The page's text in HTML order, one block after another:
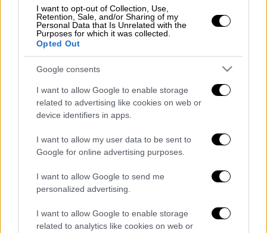
I want to opt-out of Collection, Use,
Retention, Sale, and/or Sharing of my
Personal Data that Is Unrelated with the
Purposes for which it was collected.
Opted Out
Google consents
I want to allow Google to enable storage
related to advertising like cookies on web or
device identifiers in apps.
I want to allow my user data to be sent to
Google for online advertising purposes.
I want to allow Google to send me
personalized advertising.
I want to allow Google to enable storage
related to analytics like cookies on web or
Κατά τη διάρκεια του«Λέανδρου», μεταξύ 15
και 18 Ιανουαρίου, εκδηλώθηκαν πυκνές
χιονοπτώσεις σε αρκετές περιοχές, ενώ σε
άλλες γειτονικές περιοχές με το ίδιο
υψόμετρο διαφορετικές καιρικές συνθήκες
προκάλεσαν διαφορές στην έκταση της
χιονοκάλυψης.
χιονιού, ακόμη και σε παραθαλάσσια τμήματα
όπου το χιόνι ξεπέρασε σε ύψος τα 30
εκατοστά, ενώ στις υπόλοιπες περιοχές του
νησιού οι χιονοπτώσεις είχαν πολύ
μικρότερη ένταση και εναλλάσσονταν με
χιονόνερο. Από την άλλη, εικόνα από τον